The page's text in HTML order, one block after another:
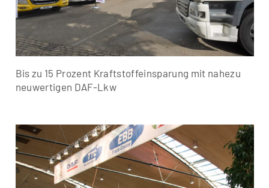
Bis zu 15 Prozent Kraftstoffeinsparung mit nahezu
neuwertigen DAF-Lkw